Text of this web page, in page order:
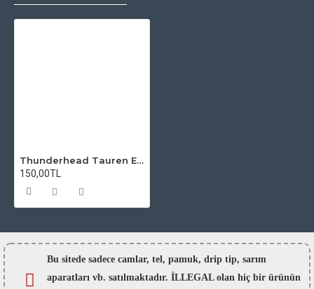
Thunderhead Tauren Elite Pro MTL RTA Atomizer Camı
150,00TL
Bu sitede sadece camlar, tel, pamuk, drip tip, sarım
aparatları vb. satılmaktadır. İLLEGAL olan hiç bir ürünün